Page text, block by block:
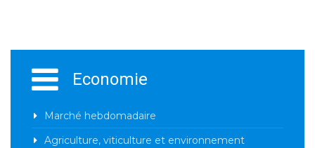
Economie
Marché hebdomadaire
Agriculture, viticulture et environnement